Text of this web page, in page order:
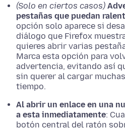
(Solo en ciertos casos)
pestañas que puedan
opción solo aparece si
diálogo que Firefox
quieres abrir varias
Marca esta opción para
advertencia, evitando así
sin querer al cargar
tiempo.
Al abrir un enlace en una
a esta inmediatamente:
botón central del ratón